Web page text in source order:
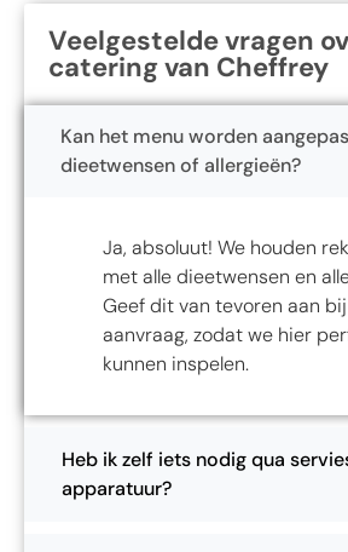
Veelgestelde vragen
catering van Cheffrey
Kan het menu worden
dieetwensen of allergieën?
Ja, absoluut! We houden
met alle dieetwensen en
Geef dit van tevoren aan
aanvraag, zodat we hier
kunnen inspelen.
Heb ik zelf iets nodig qua
apparatuur?